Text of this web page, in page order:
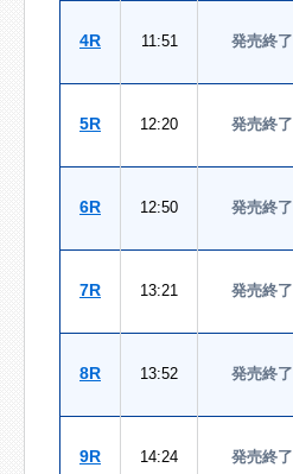
4R 11:51 発売終了
5R 12:20 発売終了
6R 12:50 発売終了
7R 13:21 発売終了
8R 13:52 発売終了
9R 14:24 発売終了